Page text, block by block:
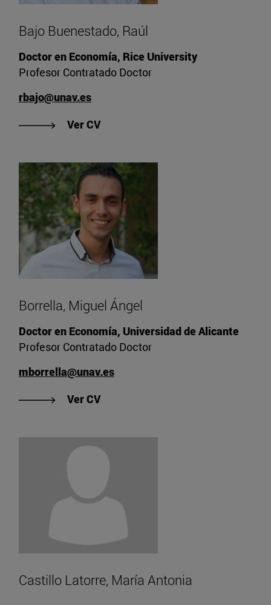
Bajo Buenestado, Raúl
Doctor en Economía, Rice University
Profesor Contratado Doctor
rbajo@unav.es
Ver CV"Ver CV de Bajo Buenestado, Raúl"
Borrella, Miguel Ángel
Doctor en Economía, Universidad de Alicante
Profesor Contratado Doctor
mborrella@unav.es
Ver CV"Ver CV de Borrella, Miguel Ángel"
Castillo Latorre, María Antonia